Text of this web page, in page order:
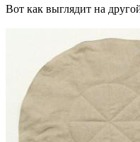
Вот как выглядит на